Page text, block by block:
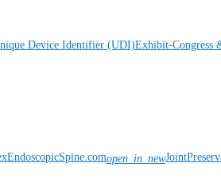
Device Identifier (UDI)Exhibit-Congress
open_in_new